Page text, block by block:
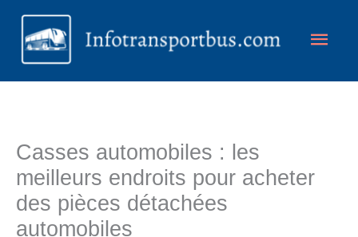
Aller
contenu
Casses automobiles : les
meilleurs endroits pour acheter
des pièces détachées
automobiles